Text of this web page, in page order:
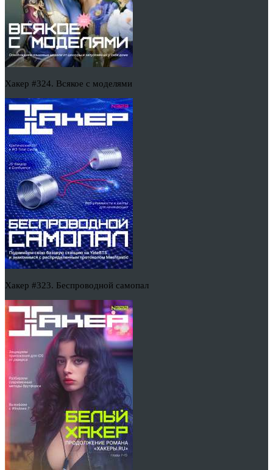
Хакер #324. Всякое с моделями
Хакер #323. Беспроводной самопал